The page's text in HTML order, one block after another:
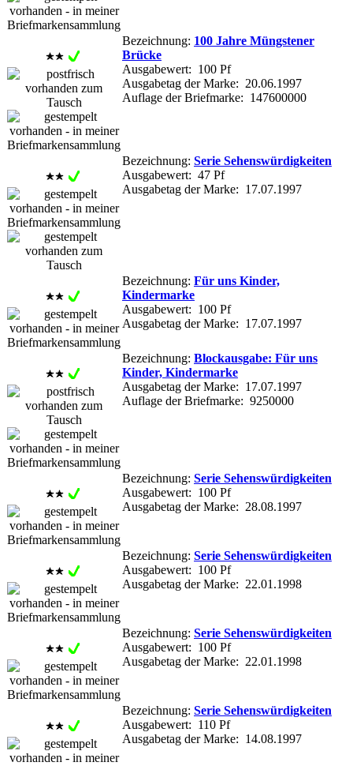
Bezeichnung: 100 Jahre Müngstener
Brücke
Ausgabewert: 100 Pf
Ausgabetag der Marke: 20.06.1997
Auflage der Briefmarke: 147600000
Bezeichnung: Serie Sehenswürdigkeiten
Ausgabewert: 47 Pf
Ausgabetag der Marke: 17.07.1997
Bezeichnung: Für uns Kinder,
Kindermarke
Ausgabewert: 100 Pf
Ausgabetag der Marke: 17.07.1997
Bezeichnung: Blockausgabe: Für uns
Kinder, Kindermarke
Ausgabetag der Marke: 17.07.1997
Auflage der Briefmarke: 9250000
Bezeichnung: Serie Sehenswürdigkeiten
Ausgabewert: 100 Pf
Ausgabetag der Marke: 28.08.1997
Bezeichnung: Serie Sehenswürdigkeiten
Ausgabewert: 100 Pf
Ausgabetag der Marke: 22.01.1998
Bezeichnung: Serie Sehenswürdigkeiten
Ausgabewert: 100 Pf
Ausgabetag der Marke: 22.01.1998
Bezeichnung: Serie Sehenswürdigkeiten
Ausgabewert: 110 Pf
Ausgabetag der Marke: 14.08.1997